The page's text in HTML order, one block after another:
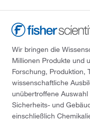
Wir bringen die
Millionen Produkte und
Forschung, Produktion,
wissenschaftliche
unübertroffene
Sicherheits- und
einschließlich